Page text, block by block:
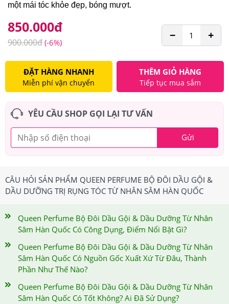
một mái tóc khỏe đẹp, bóng mượt.
850.000đ
900.000đ (-6%)
+
−
THÊM GIỎ HÀNG
Tiếp tục mua sắm
ĐẶT HÀNG NHANH
Miễn phí vận chuyển
YÊU CẦU SHOP GỌI LẠI TƯ VẤN
Gửi
CÂU HỎI SẢN PHẨM QUEEN PERFUME BỘ ĐÔI DẦU GỘI &
DẦU DƯỠNG TRỊ RỤNG TÓC TỪ NHÂN SÂM HÀN QUỐC
Queen Perfume Bộ Đôi Dầu Gội & Dầu Dưỡng Từ Nhân
Sâm Hàn Quốc Có Công Dụng, Điểm Nổi Bật Gì?
Queen Perfume Bộ Đôi Dầu Gội & Dầu Dưỡng Từ Nhân
Sâm Hàn Quốc Có Nguồn Gốc Xuất Xứ Từ Đâu, Thành
Phần Như Thế Nào?
Queen Perfume Bộ Đôi Dầu Gội & Dầu Dưỡng Từ Nhân
Sâm Hàn Quốc Có Tốt Không? Ai Đã Sử Dụng?